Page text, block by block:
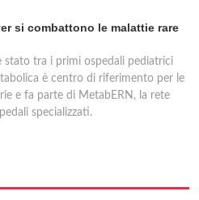
si combattono le malattie rare
stato tra i primi ospedali pediatrici
è centro di riferimento per le
e fa parte di MetabERN, la rete
specializzati.